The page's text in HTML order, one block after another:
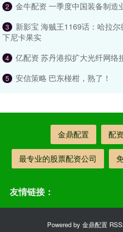
2 金牛配资 一季度中国装备制造
3
新影宝 海贼王1169话：哈拉
下尼卡果实
4 亿配资 苏丹港拟扩大光纤网络
5 安信策略 巴东椪柑，熟了！
金鼎配置 配
最专业的股票配资公司
友情链接：
Powered by 金鼎配置